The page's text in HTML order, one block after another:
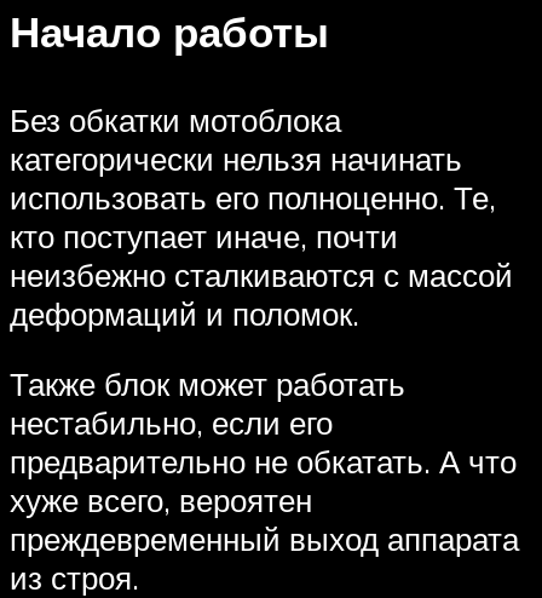
Начало работы
Без обкатки мотоблока
категорически нельзя начинать
использовать его полноценно. Те,
кто поступает иначе, почти
неизбежно сталкиваются с массой
деформаций и поломок.
Также блок может работать
нестабильно, если его
предварительно не обкатать. А что
хуже всего, вероятен
преждевременный выход аппарата
из строя.